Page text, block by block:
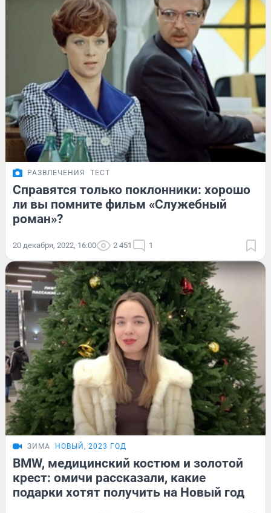
РАЗВЛЕЧЕНИЯ ТЕСТ
Справятся только поклонники: хорошо
ли вы помните фильм «Служебный
роман»?
20 декабря, 2022, 16:00 2 451 1
ЗИМА НОВЫЙ, 2023 ГОД
BMW, медицинский костюм и золотой
крест: омичи рассказали, какие
подарки хотят получить на Новый год